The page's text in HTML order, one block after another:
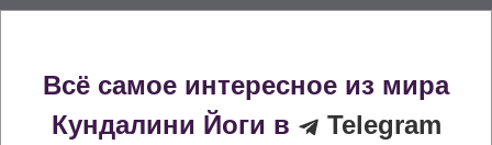
Ссылка на чек
Всё самое интересное из мира
Кундалини Йоги в
Telegram